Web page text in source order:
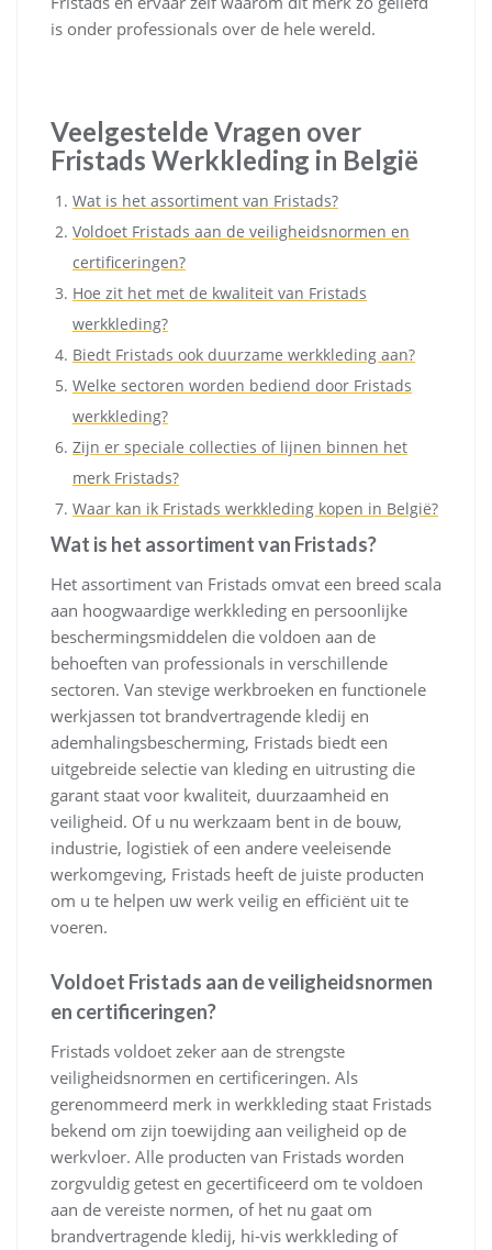
is onder professionals over de hele wereld.
Veelgestelde Vragen over
Fristads Werkkleding in België
Wat is het assortiment van Fristads?
Voldoet Fristads aan de veiligheidsnormen en
certificeringen?
Hoe zit het met de kwaliteit van Fristads
werkkleding?
Biedt Fristads ook duurzame werkkleding aan?
Welke sectoren worden bediend door Fristads
werkkleding?
Zijn er speciale collecties of lijnen binnen het
merk Fristads?
Waar kan ik Fristads werkkleding kopen in België?
Wat is het assortiment van Fristads?
Het assortiment van Fristads omvat een breed scala
aan hoogwaardige werkkleding en persoonlijke
beschermingsmiddelen die voldoen aan de
behoeften van professionals in verschillende
sectoren. Van stevige werkbroeken en functionele
werkjassen tot brandvertragende kledij en
ademhalingsbescherming, Fristads biedt een
uitgebreide selectie van kleding en uitrusting die
garant staat voor kwaliteit, duurzaamheid en
veiligheid. Of u nu werkzaam bent in de bouw,
industrie, logistiek of een andere veeleisende
werkomgeving, Fristads heeft de juiste producten
om u te helpen uw werk veilig en efficiënt uit te
voeren.
Voldoet Fristads aan de veiligheidsnormen
en certificeringen?
Fristads voldoet zeker aan de strengste
veiligheidsnormen en certificeringen. Als
gerenommeerd merk in werkkleding staat Fristads
bekend om zijn toewijding aan veiligheid op de
werkvloer. Alle producten van Fristads worden
zorgvuldig getest en gecertificeerd om te voldoen
aan de vereiste normen, of het nu gaat om
brandvertragende kledij, hi-vis werkkleding of